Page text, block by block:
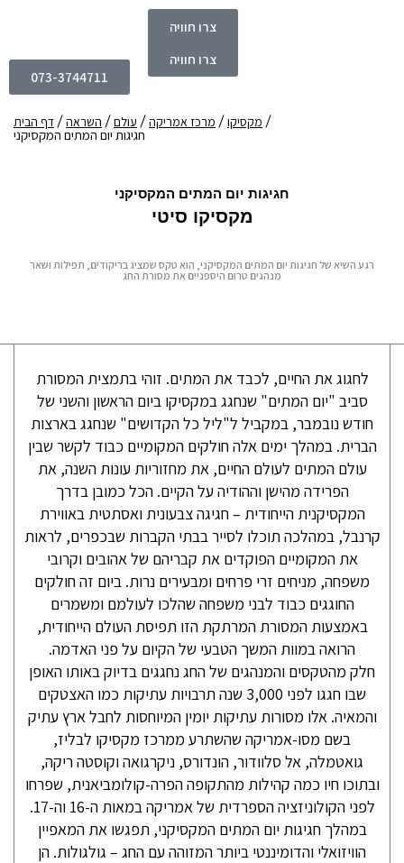
צרו חוויה
צרו חוויה
073-3744711
דף הבית השראה עולם מרכז אמריקה מקסיקו
חגיגות יום המתים המקסיקני
חגיגות יום המתים המקסיקני
מקסיקו סיטי
רגע השיא של חגיגות יום המתים המקסיקני, הוא טקס שמציג בריקודים, תפילות ושאר
מנהגים טרום היספניים את מסורת החג
לחגוג את החיים, לכבד את המתים. זוהי בתמצית המסורת
סביב "יום המתים" שנחגג במקסיקו ביום הראשון והשני של
חודש נובמבר, במקביל ל"ליל כל הקדושים" שנחגג בארצות
הברית. במהלך ימים אלה חולקים המקומיים כבוד לקשר שבין
עולם המתים לעולם החיים, את מחזוריות עונות השנה, את
הפרידה מהישן וההודיה על הקיים. הכל כמובן בדרך
המקסיקנית הייחודית – חגיגה צבעונית ואסתטית באווירת
קרנבל, במהלכה תוכלו לסייר בבתי הקברות שבכפרים, לראות
את המקומיים הפוקדים את קבריהם של אהובים וקרובי
משפחה, מניחים זרי פרחים ומבעירים נרות. ביום זה חולקים
החוגגים כבוד לבני משפחה שהלכו לעולמם ומשמרים
באמצעות המסורת המרתקת הזו תפיסת העולם הייחודית,
הרואה במוות המשך הטבעי של הקיום על פני האדמה.
חלק מהטקסים והמנהגים של החג נחגגים בדיוק באותו האופן
שבו חגגו לפני 3,000 שנה תרבויות עתיקות כמו האצטקים
והמאיה. אלו מסורות עתיקות יומין המיוחסות לחבל ארץ עתיק
בשם מסו-אמריקה שהשתרע ממרכז מקסיקו לבליז,
גואטמלה, אל סלוודור, הונדורס, ניקרגואה וקוסטה ריקה,
ובתוכו חיו כמה קהילות מהתקופה הפרה-קולומביאנית, שפרחו
לפני הקולוניזציה הספרדית של אמריקה במאות ה-16 וה-17.
במהלך חגיגות יום המתים המקסיקני, תפגשו את המאפיין
הוויזואלי והדומיננטי ביותר המזוהה עם החג – גולגולות. הן